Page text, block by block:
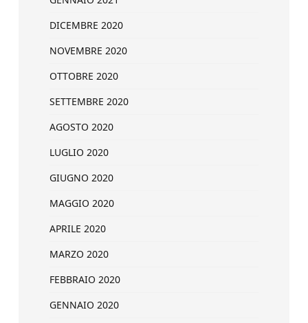
DICEMBRE 2020
NOVEMBRE 2020
OTTOBRE 2020
SETTEMBRE 2020
AGOSTO 2020
LUGLIO 2020
GIUGNO 2020
MAGGIO 2020
APRILE 2020
MARZO 2020
FEBBRAIO 2020
GENNAIO 2020